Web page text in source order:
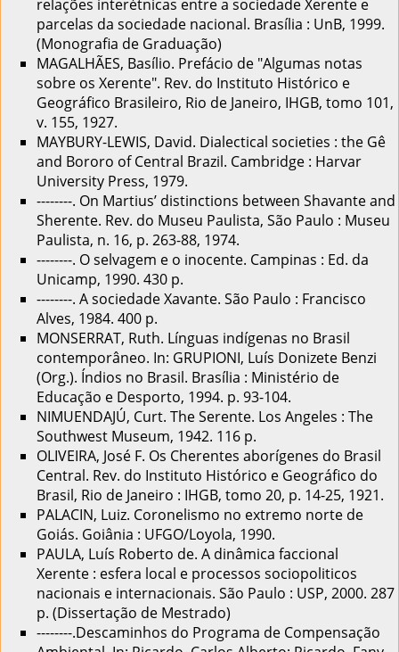
relações interétnicas entre a sociedade Xerente e
parcelas da sociedade nacional. Brasília : UnB, 1999.
(Monografia de Graduação)
MAGALHÃES, Basílio. Prefácio de "Algumas notas
sobre os Xerente". Rev. do Instituto Histórico e
Geográfico Brasileiro, Rio de Janeiro, IHGB, tomo 101,
v. 155, 1927.
MAYBURY-LEWIS, David. Dialectical societies : the Gê
and Bororo of Central Brazil. Cambridge : Harvar
University Press, 1979.
--------. On Martius’ distinctions between Shavante and
Sherente. Rev. do Museu Paulista, São Paulo : Museu
Paulista, n. 16, p. 263-88, 1974.
--------. O selvagem e o inocente. Campinas : Ed. da
Unicamp, 1990. 430 p.
--------. A sociedade Xavante. São Paulo : Francisco
Alves, 1984. 400 p.
MONSERRAT, Ruth. Línguas indígenas no Brasil
contemporâneo. In: GRUPIONI, Luís Donizete Benzi
(Org.). Índios no Brasil. Brasília : Ministério de
Educação e Desporto, 1994. p. 93-104.
NIMUENDAJÚ, Curt. The Serente. Los Angeles : The
Southwest Museum, 1942. 116 p.
OLIVEIRA, José F. Os Cherentes aborígenes do Brasil
Central. Rev. do Instituto Histórico e Geográfico do
Brasil, Rio de Janeiro : IHGB, tomo 20, p. 14-25, 1921.
PALACIN, Luiz. Coronelismo no extremo norte de
Goiás. Goiânia : UFGO/Loyola, 1990.
PAULA, Luís Roberto de. A dinâmica faccional
Xerente : esfera local e processos sociopoliticos
nacionais e internacionais. São Paulo : USP, 2000. 287
p. (Dissertação de Mestrado)
--------.Descaminhos do Programa de Compensação